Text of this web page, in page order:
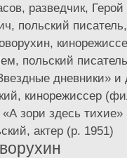
разведчик,
польский
польский
дневники» и
кинорежиссер
зори здесь
актер (р. 1951)